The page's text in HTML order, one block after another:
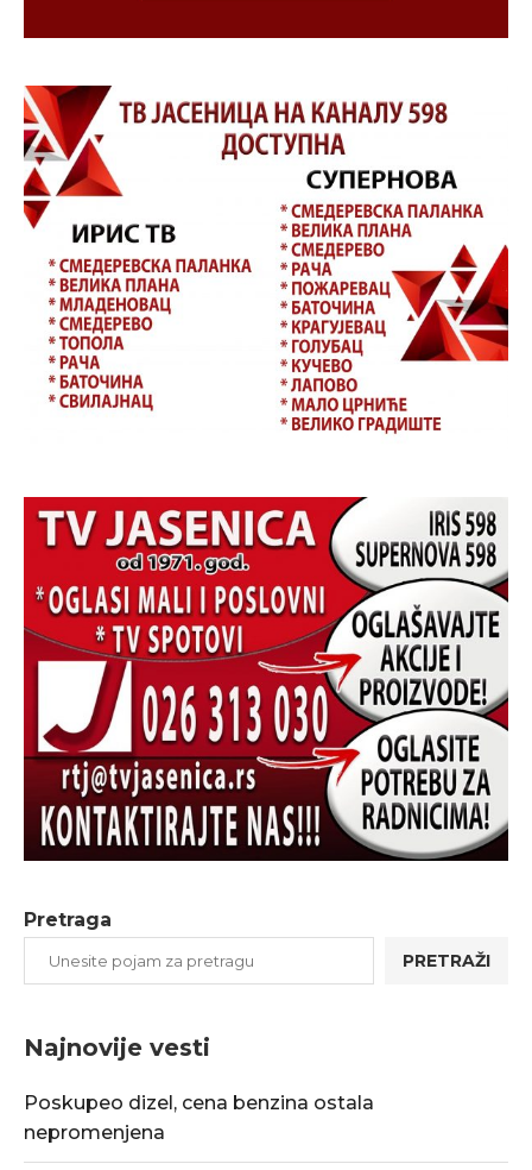
Pretraga
PRETRAŽI
Najnovije vesti
Poskupeo dizel, cena benzina ostala
nepromenjena